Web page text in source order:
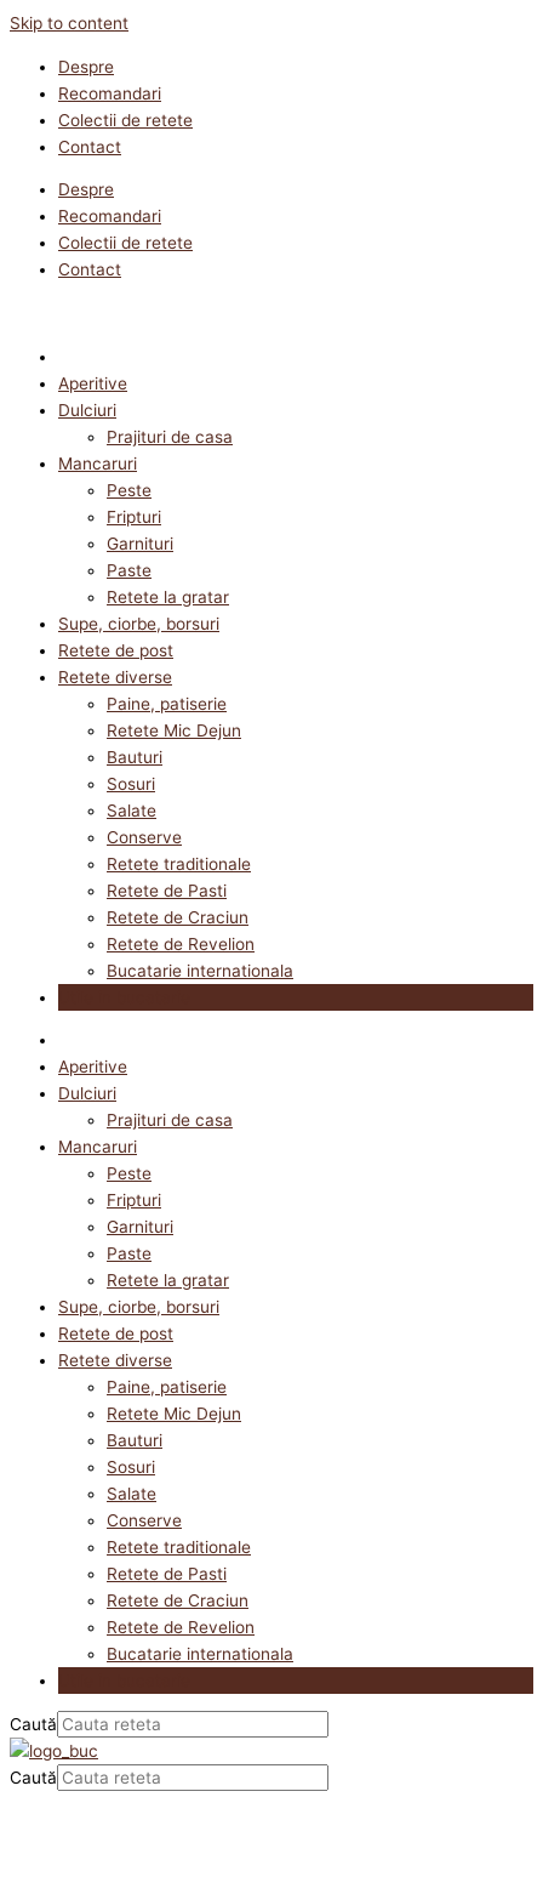
Skip to content
Despre
Recomandari
Colectii de retete
Contact
Despre
Recomandari
Colectii de retete
Contact
Aperitive
Dulciuri
Prajituri de casa
Mancaruri
Peste
Fripturi
Garnituri
Paste
Retete la gratar
Supe, ciorbe, borsuri
Retete de post
Retete diverse
Paine, patiserie
Retete Mic Dejun
Bauturi
Sosuri
Salate
Conserve
Retete traditionale
Retete de Pasti
Retete de Craciun
Retete de Revelion
Bucatarie internationala
Aperitive
Dulciuri
Prajituri de casa
Mancaruri
Peste
Fripturi
Garnituri
Paste
Retete la gratar
Supe, ciorbe, borsuri
Retete de post
Retete diverse
Paine, patiserie
Retete Mic Dejun
Bauturi
Sosuri
Salate
Conserve
Retete traditionale
Retete de Pasti
Retete de Craciun
Retete de Revelion
Bucatarie internationala
Caută
Caută